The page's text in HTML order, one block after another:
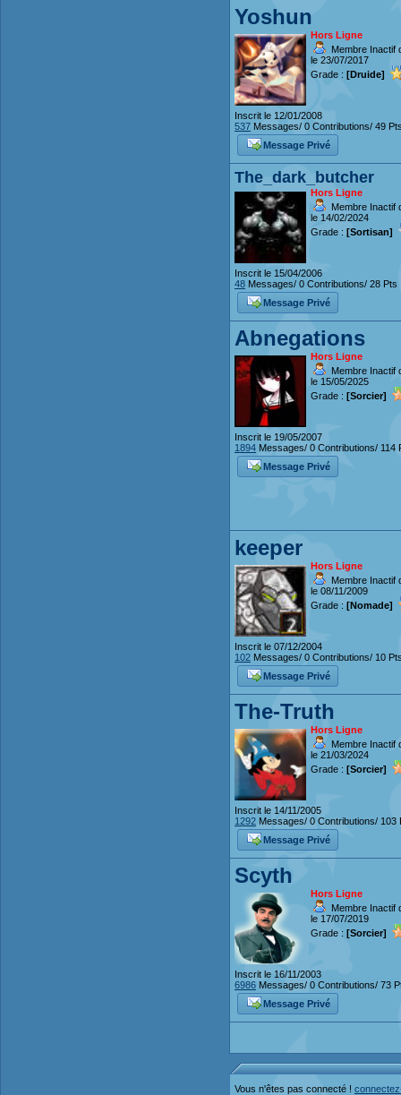
Yoshun
Hors Ligne
Membre Inactif
le 23/07/2017
Grade : [Druide]
Inscrit le 12/01/2008
537 Messages/ 0 Contributions/ 49
Message Privé
The_dark_butcher
Hors Ligne
Membre Inactif
le 14/02/2024
Grade : [Sortisan]
Inscrit le 15/04/2006
48 Messages/ 0 Contributions/ 28 Pts
Message Privé
Abnegations
Hors Ligne
Membre Inactif
le 15/05/2025
Grade : [Sorcier]
Inscrit le 19/05/2007
1894 Messages/ 0 Contributions/ 114
Message Privé
keeper
Hors Ligne
Membre Inactif
le 08/11/2009
Grade : [Nomade]
Inscrit le 07/12/2004
102 Messages/ 0 Contributions/ 10
Message Privé
The-Truth
Hors Ligne
Membre Inactif
le 21/03/2024
Grade : [Sorcier]
Inscrit le 14/11/2005
1292 Messages/ 0 Contributions/ 103
Message Privé
Scyth
Hors Ligne
Membre Inactif
le 17/07/2019
Grade : [Sorcier]
Inscrit le 16/11/2003
6986 Messages/ 0 Contributions/ 73
Message Privé
Vous n'êtes pas connecté !